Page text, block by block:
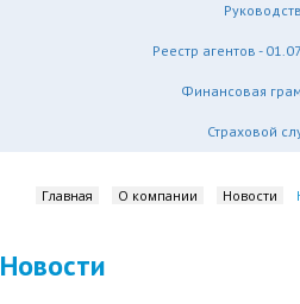
Реестр агентов -
Финансовая
Страховой
Главная О компании Новости
Новости